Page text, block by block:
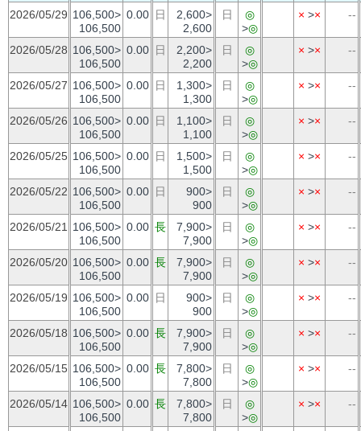
2026/05/29 106,500>
106,500
0.00 日
2,600>
2,600
日
◎
>◎
× >× --
2026/05/28 106,500>
106,500
0.00 日
2,200>
2,200
日
◎
>◎
× >× --
2026/05/27 106,500>
106,500
0.00 日
1,300>
1,300
日
◎
>◎
× >× --
2026/05/26 106,500>
106,500
0.00 日
1,100>
1,100
日
◎
>◎
× >× --
2026/05/25 106,500>
106,500
0.00 日
1,500>
1,500
日
◎
>◎
× >× --
2026/05/22 106,500>
106,500
0.00 日
900>
900
日
◎
>◎
× >× --
2026/05/21
106,500>
106,500
0.00 長
7,900>
7,900
日
◎
>◎
× >× --
2026/05/20 106,500>
106,500
0.00 長
7,900>
7,900
日
◎
>◎
× >× --
2026/05/19 106,500>
106,500
0.00 日
900>
900
日
◎
>◎
× >× --
2026/05/18 106,500>
106,500
0.00 長
7,900>
7,900
日
◎
>◎
× >× --
2026/05/15 106,500>
106,500
0.00 長
7,800>
7,800
日
◎
>◎
× >× --
2026/05/14 106,500>
106,500
0.00 長
7,800>
7,800
日
◎
>◎
× >× --